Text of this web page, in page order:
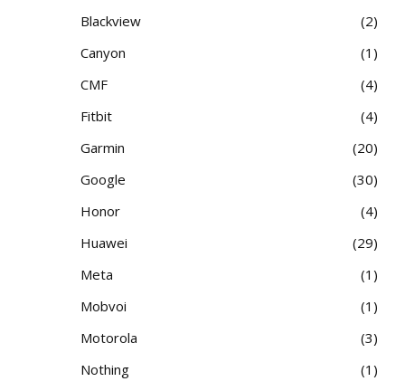
Blackview
2
Canyon
1
CMF
4
Fitbit
4
Garmin
20
Google
30
Honor
4
Huawei
29
Meta
1
Mobvoi
1
Motorola
3
Nothing
1